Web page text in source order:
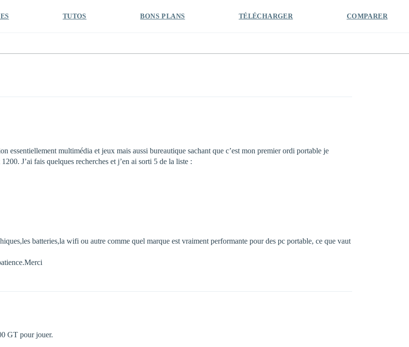
TUTOS BONS PLANS TÉLÉCHARGER COMPARER
essentiellement multimédia et jeux mais aussi bureautique sachant que c’est mon premier ordi portable je
J’ai fais quelques recherches et j’en ai sorti 5 de la liste :
batteries,la wifi ou autre comme quel marque est vraiment performante pour des pc portable, ce que vaut
GT pour jouer.